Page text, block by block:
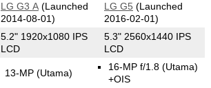
LG G3 A(Launched
2014-08-01)
LG G5 (Launched
2016-02-01)
5.2" 1920x1080 IPS
LCD
5.3" 2560x1440 IPS
LCD
13-MP (Utama)
16-MP f/1.8 (Utama)
+OIS